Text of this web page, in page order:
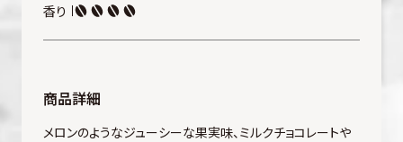
香り
商品詳細
メロンのようなジューシーな果実味、ミルクチョコレートや